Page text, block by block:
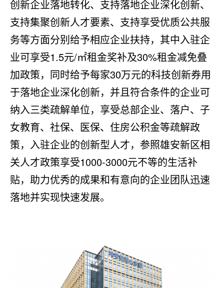
创新企业落地转化、支持落地企业深化创新、
支持集聚创新人才要素、支持享受优质公共服
务等方面分别给予相应企业扶持，其中入驻企
业可享受1.5元/㎡租金奖补及30%租金减免叠
加政策，同时给予每家30万元的科技创新券用
于落地企业深化创新，并且符合条件的企业可
纳入三类疏解单位，享受总部企业、落户、子
女教育、社保、医保、住房公积金等疏解政
策，入驻企业的创新型人才，参照雄安新区相
关人才政策享受1000-3000元不等的生活补
贴，助力优秀的成果和有意向的企业团队迅速
落地并实现快速发展。